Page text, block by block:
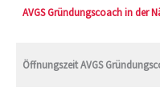
AVGS Gründungscoach in der
Öffnungszeit AVGS